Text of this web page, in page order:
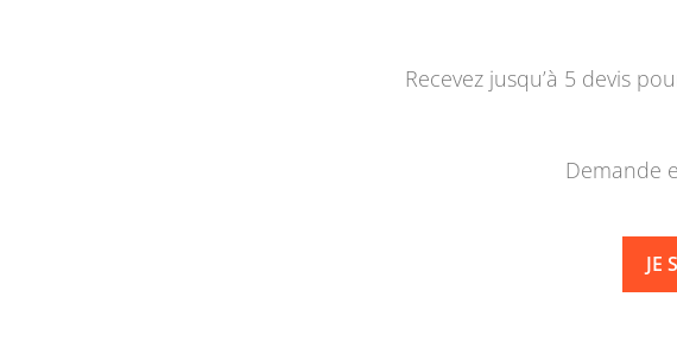
Recevez jusqu’à 5 devis
Demande
JE